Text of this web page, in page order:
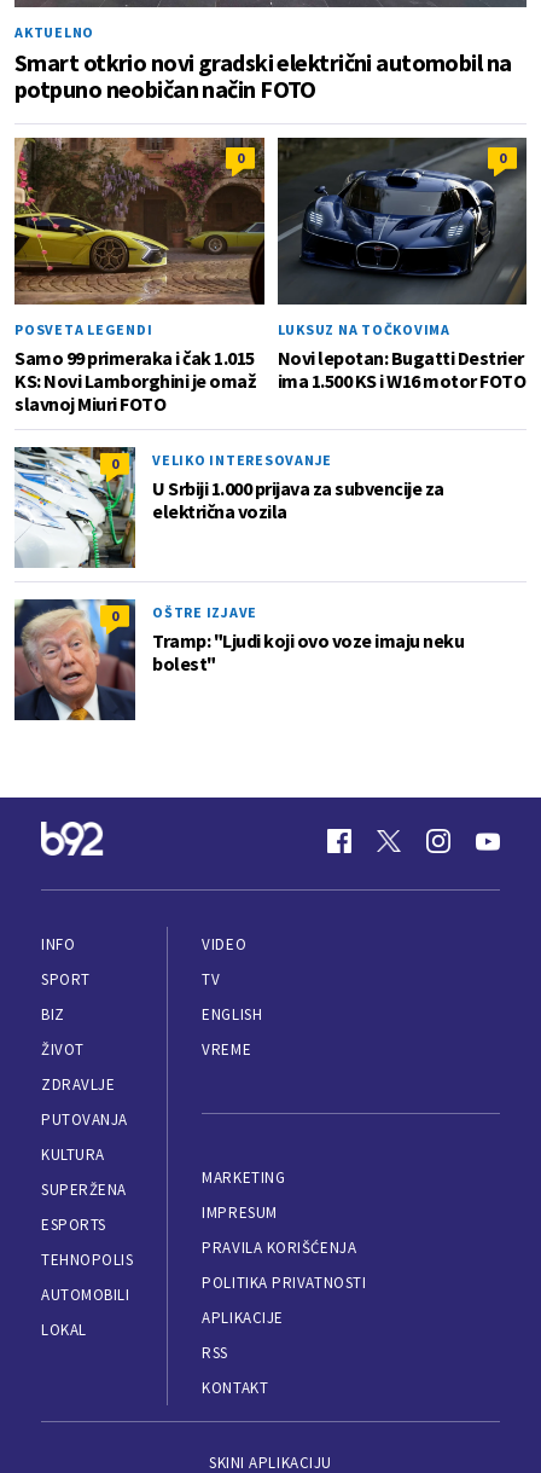
AKTUELNO
Smart otkrio novi gradski električni automobil na
potpuno neobičan način FOTO
0
POSVETA LEGENDI
Samo 99 primeraka i čak 1.015
KS: Novi Lamborghini je omaž
slavnoj Miuri FOTO
0
LUKSUZ NA TOČKOVIMA
Novi lepotan: Bugatti Destrier
ima 1.500 KS i W16 motor FOTO
0 VELIKO INTERESOVANJE
U Srbiji 1.000 prijava za subvencije za
električna vozila
0 OŠTRE IZJAVE
Tramp: "Ljudi koji ovo voze imaju neku
bolest"
INFO
SPORT
BIZ
ŽIVOT
ZDRAVLJE
PUTOVANJA
KULTURA
SUPERŽENA
ESPORTS
TEHNOPOLIS
AUTOMOBILI
LOKAL
VIDEO
TV
ENGLISH
VREME
MARKETING
IMPRESUM
PRAVILA KORIŠĆENJA
POLITIKA PRIVATNOSTI
APLIKACIJE
RSS
KONTAKT
SKINI APLIKACIJU